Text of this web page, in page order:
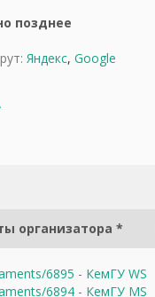
позднее
Яндекс, Google
организатора *
6895 - КемГУ WS
6894 - КемГУ MS